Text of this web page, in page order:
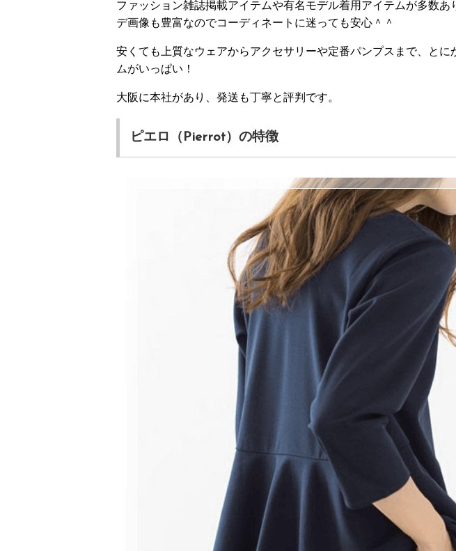
ファッション雑誌掲載アイテムや有名モデル着用アイテムが多数あ
デ画像も豊富なのでコーディネートに迷っても安心＾＾
安くても上質なウェアからアクセサリーや定番パンプスまで、とに
ムがいっぱい！
大阪に本社があり、発送も丁寧と評判です。
ピエロ（Pierrot）の特徴